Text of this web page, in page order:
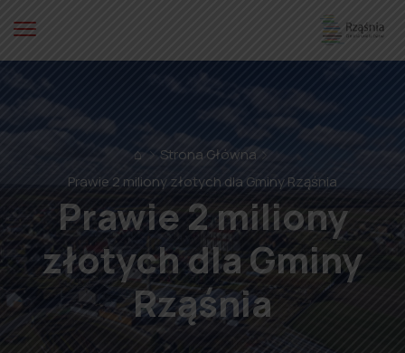
⌂
Strona Główna
Prawie 2 miliony złotych dla Gminy Rząśnia
Prawie 2 miliony
złotych dla Gminy
Rząśnia